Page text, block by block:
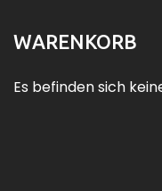
WARENKORB
Es befinden sich